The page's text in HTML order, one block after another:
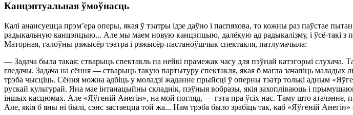
Канцэптуальная ўмоўнасць
Калі анансуецца прэм’ера оперы, якая ў тэатры ідзе даўно і паспяхова, то кожны раз паўстае
радыкальную канцэпцыю... Але мы маем новую канцэпцыю, далёкую ад радыкалізму, і ўсё-такі
Маторная, галоўны рэжысёр тэатра і рэжысёр-пастаноўшчык спектакля, патлумачыла:
— Задача была такая: стварыць спектакль на нейкі прамежак часу для пэўнай катэгорыі
гледачы. Задача на сёння — стварыць такую партытуру спектакля, якая б магла зачапіць
трэба чысціць. Сёння можна адбіць у моладзі жаданне прыйсці ў оперны тэатр толькі адным
рускай культурай. Яна мае інтанацыйны складнік, пэўныя вобразы, якія захопліваюць і
іншых касцюмах. Але «Яўгеній Анегін», на мой погляд, — гэта пра ўсіх нас. Таму што атачэнне,
Але, якія б яны ні былі, сэнс застаецца той жа... Нам трэба было зрабіць так, каб «Яўгеній